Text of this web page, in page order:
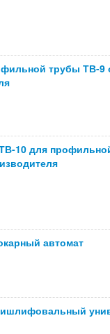
трубы ТВ-9
10 для
автомат